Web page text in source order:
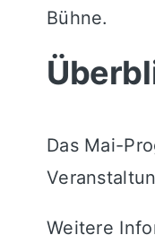
Bühne.
Das Mai-
Weitere